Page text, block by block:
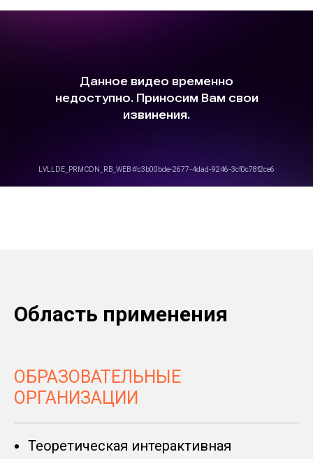
Область применения
ОБРАЗОВАТЕЛЬНЫЕ
ОРГАНИЗАЦИИ
Теоретическая интерактивная